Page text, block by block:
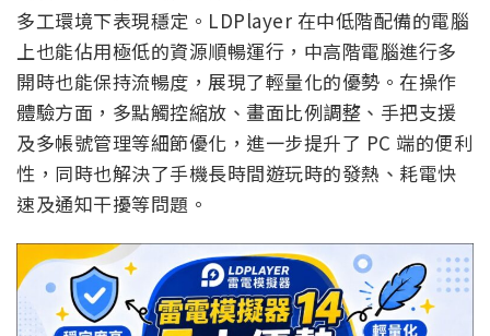
多工環境下表現穩定。LDPlayer 在中低階配備的電腦
上也能佔用極低的資源順暢運行，中高階電腦進行多
開時也能保持流暢度，展現了輕量化的優勢。在操作
體驗方面，多點觸控縮放、畫面比例調整、手把支援
及多帳號管理等細節優化，進一步提升了 PC 端的便利
性，同時也解決了手機長時間遊玩時的發熱、耗電快
速及通知干擾等問題。